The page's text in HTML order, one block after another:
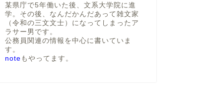
某県庁で5年働いた後、文系大学院に進
学。その後、なんだかんだあって雑文家
（令和の三文文士）になってしまったア
ラサー男です。
公務員関連の情報を中心に書いていま
す。
note もやってます。